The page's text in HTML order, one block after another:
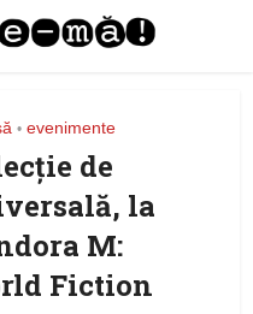
• evenimente
de
la
M:
Fiction